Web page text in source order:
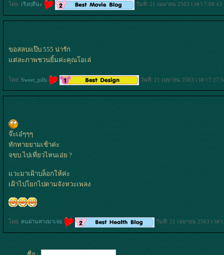
ดย: เริงฤดีนะ วันที่: 21 เมษายน 2563 เวลา:7:08:43
ขอสลบแป๊บ 555 น่ารัก
ต่ละภาพชวนยิ้มค่ะคุณโอเล่
ดย: Sweet_pills วันที่: 21 เมษายน 2563 เวลา
จ๊ะเอ๋ๆๆๆ
ทักทายยามเช้าค่ะ
จขบ.ไปเที่ยวไหนเอ่ย ?
วะมาเฝ้าบล็อกให้ค่ะ
เฝ้าไปโยกไปตามจังหวะเพลง
ดย: คนผ่านทางมาเจอ วันที่: 21 เมษายน 2563 เวล